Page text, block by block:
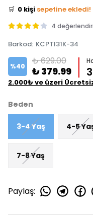
🛒 0 kişi sepetine ekledi!
✅
Bugün 0 adet
4
Barkod: KCPT131K-34
%40 ₺ 629.00
₺ 379.99
2.000₺ ve üzeri
Beden
3-4 Yaş 4-5
7-8 Yaş
Paylaş: